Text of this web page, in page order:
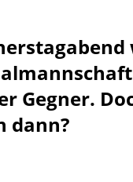
Gegner.
dann?